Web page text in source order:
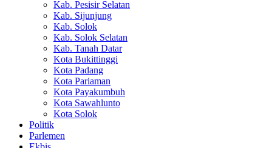
Kab. Pesisir Selatan
Kab. Sijunjung
Kab. Solok
Kab. Solok Selatan
Kab. Tanah Datar
Kota Bukittinggi
Kota Padang
Kota Pariaman
Kota Payakumbuh
Kota Sawahlunto
Kota Solok
Politik
Parlemen